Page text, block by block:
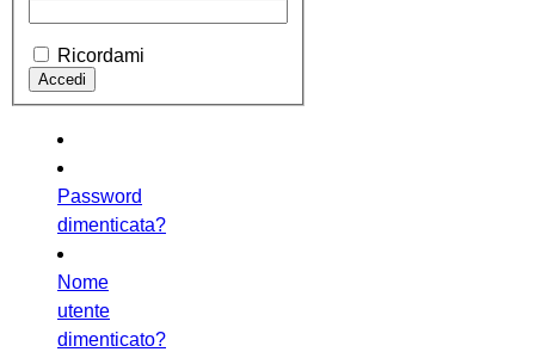
Ricordami
Password
dimenticata?
Nome
utente
dimenticato?